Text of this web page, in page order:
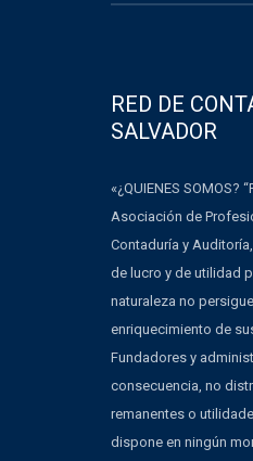
RED DE
SALVADOR
«¿QUIENES SOMOS?
Asociación de
Contaduría y
de lucro y de utilidad
naturaleza no
enriquecimiento de
Fundadores y
consecuencia, no
remanentes o
dispone en ningún